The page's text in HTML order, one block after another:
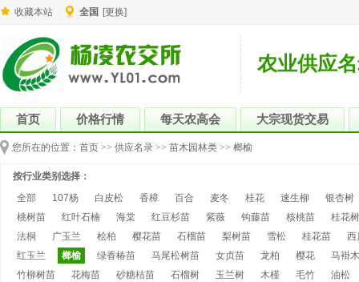
收藏本站 全国 [更换]
农业供应
首页 价格行情 每天农高会 大宗现货交易
您所在的位置： 首页 >> 供应名录 >> 苗木园林类 >> 榔榆
按行业类别选择：
全部
107杨 白皮松 香樟 百合 麦冬 桂花 速生柳
银杏树
桃树苗
红叶石楠 海棠 红豆杉苗 紫薇 钩藤苗 核桃苗
桂花树
法桐
广玉兰 桧柏 樱花苗 石榴苗 梨树苗 雪松 桂花苗
西
红玉兰
榔榆 绿香椿苗 马尾松树苗 女贞苗 龙柏 樱花
马褂木
竹柳树苗
花梅苗 砂糖桔苗 石榴树 玉兰树 木槿 毛竹
油松